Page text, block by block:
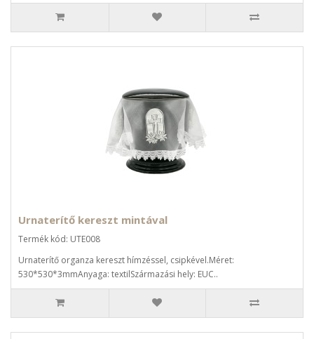
Urnaterítő kereszt mintával
Termék kód: UTE008
Urnaterítő organza kereszt hímzéssel, csipkével.Méret:
530*530*3mmAnyaga: textilSzármazási hely: EUC..